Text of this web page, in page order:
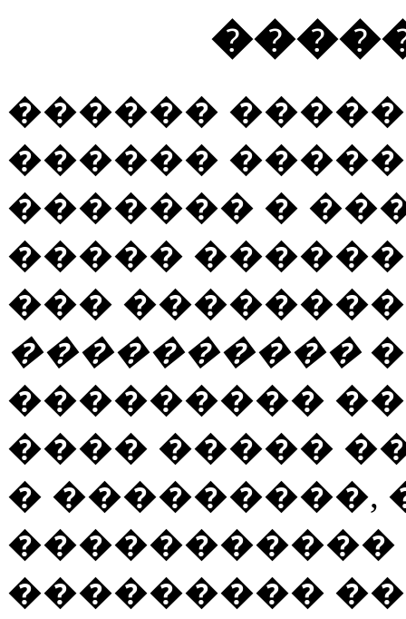
������
������ �����
������� �
�����
���
����������
���������
���� �����
� ���������,
����������� -
���������